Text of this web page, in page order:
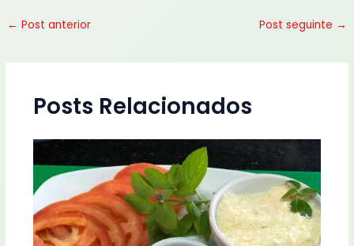
← Post anterior Post seguinte →
Posts Relacionados